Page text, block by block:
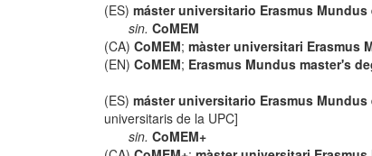
(ES)máster universitario Erasmus
sin. CoMEM
(CA)CoMEM;màster universitari Erasmus
(EN)CoMEM; Erasmus Mundus master's
(ES)máster universitario Erasmus
universitaris de la UPC]
sin. CoMEM+